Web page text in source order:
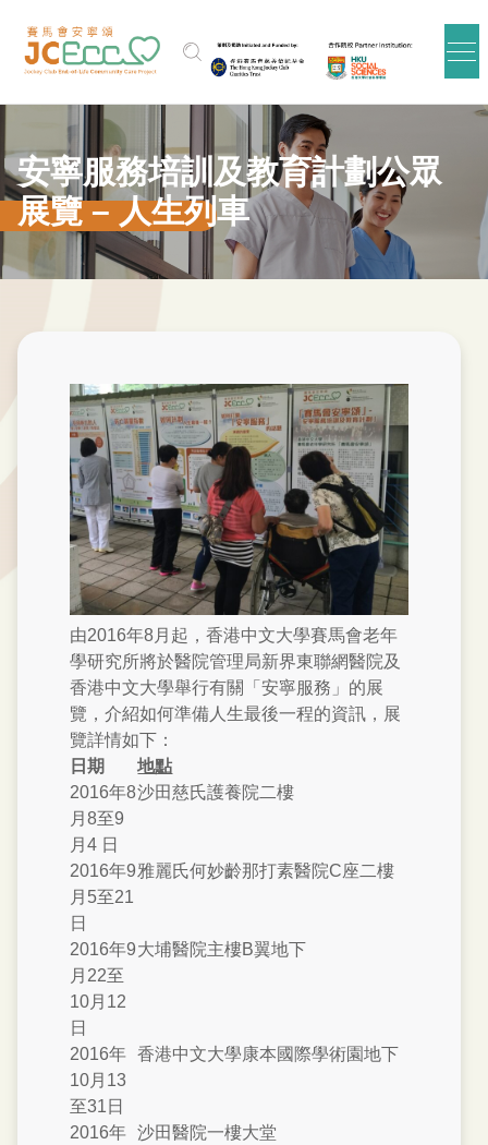
安寧服務培訓及教育計劃公眾
展覽 – 人生列車
由2016年8月起，香港中文大學賽馬會老年
學研究所將於醫院管理局新界東聯網醫院及
香港中文大學舉行有關「安寧服務」的展
覽，介紹如何準備人生最後一程的資訊，展
覽詳情如下：
日期
地點
2016年8
月8至9
月4 日
沙田慈氏護養院二樓
2016年9
月5至21
日
雅麗氏何妙齡那打素醫院C座二樓
2016年9
月22至
10月12
日
大埔醫院主樓B翼地下
2016年
10月13
至31日
香港中文大學康本國際學術園地下
2016年
沙田醫院一樓大堂